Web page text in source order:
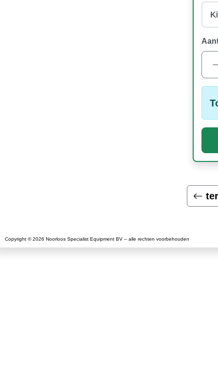
Copyright © 2026 Noorloos Specialist Equipment BV – alle rechten voorbehouden